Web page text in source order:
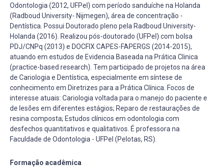
Odontologia (2012, UFPel) com período sanduíche na Holanda
(Radboud University- Nijmegen), área de concentração -
Dentística. Possui Doutorado pleno pela Radboud University-
Holanda (2016). Realizou pós-doutorado (UFPel) com bolsa
PDJ/CNPq (2013) e DOCFIX CAPES-FAPERGS (2014-2015),
atuando em estudos de Evidencia Baseada na Prática Clinica
(practice-based research). Tem participado de projetos na área
de Cariologia e Dentística, especialmente em síntese de
conhecimento em Diretrizes para a Prática Clínica. Focos de
interesse atuais: Cariologia voltada para o manejo do paciente e
de lesões em diferentes estágios; Reparo de restaurações de
resina composta; Estudos clínicos em odontologia com
desfechos quantitativos e qualitativos. É professora na
Faculdade de Odontologia - UFPel (Pelotas, RS).
Formação acadêmica